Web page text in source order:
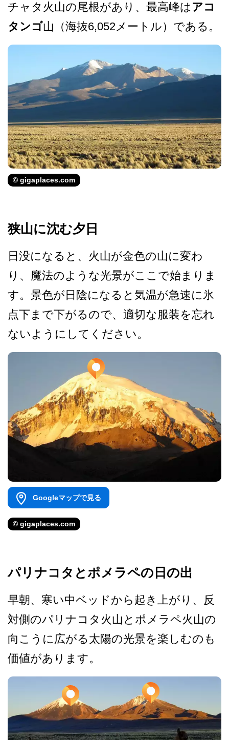
チャタ火山の尾­根があり、最高峰は アコ
タンゴ山（海抜6,052メ­ートル）である。
© gigaplaces.com
狭山に沈む夕日
日没になると、火山が金色の­山に変わ
り、魔法のような光景がここで始まりま
す。­景色が日陰になると気温が急速に氷
点下まで下がるの­で、適切な服装を忘れ
ないようにしてください。
Googleマップで見る
© gigaplaces.com
パリナコタとポメラペの日の出
早朝、寒い中ベッドから起き­上がり、反
対側のパリナコタ火山とポメラペ火山の
向­こうに広がる太陽の光景を楽しむのも
価値があります。